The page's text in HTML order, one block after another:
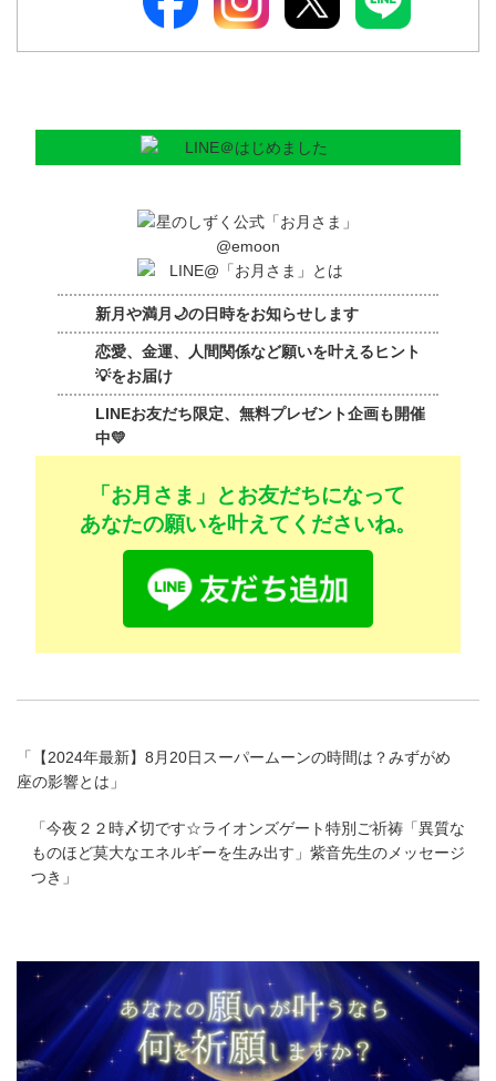
新月や満月🌙の日時をお知らせします
恋愛、金運、人間関係など願いを叶えるヒント
💡をお届け
LINEお友だち限定、無料プレゼント企画も開催
中💛
「お月さま」とお友だちになって
あなたの願いを叶えてくださいね。
「
【2024年最新】8月20日スーパームーンの時間は？みずがめ
座の影響とは 」
「今夜２２時〆切です☆ライオンズゲート特別ご祈祷「異質な
ものほど莫大なエネルギーを生み出す」紫音先生のメッセージ
つき 」